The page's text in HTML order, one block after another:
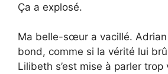
Ça a explosé.
Ma belle-sœur a vacillé. Adrian
bond, comme si la vérité lui
Lilibeth s’est mise à parler trop